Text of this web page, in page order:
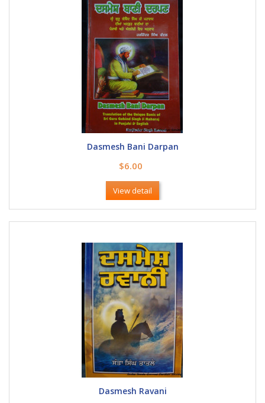
Dasmesh Bani Darpan
$6.00
View detail
Dasmesh Ravani